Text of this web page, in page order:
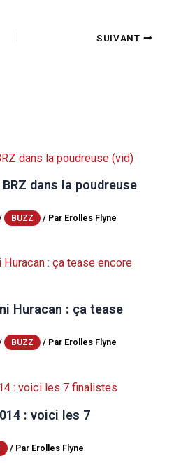
SUIVANT
dans la poudreuse
BUZZ / Par Erolles Flyne
Huracan : ça tease
BUZZ / Par Erolles Flyne
: voici les 7
/ Par Erolles Flyne